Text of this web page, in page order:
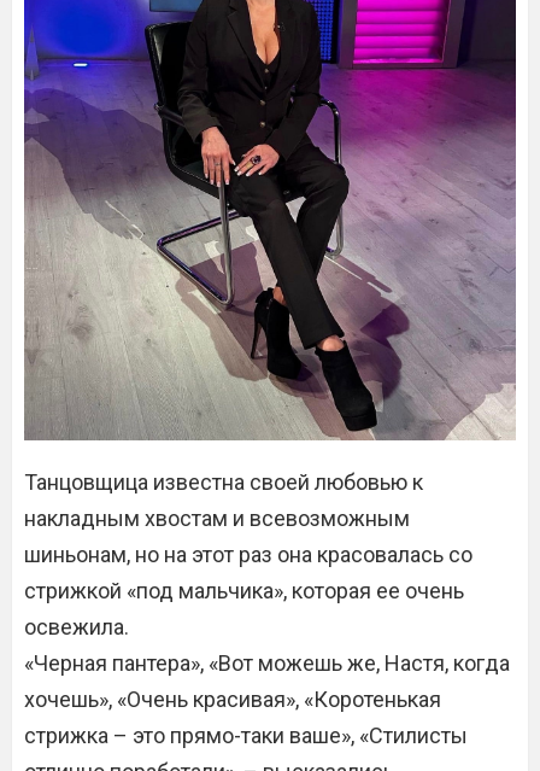
Танцовщица известна своей любовью к
накладным хвостам и всевозможным
шиньонам, но на этот раз она красовалась со
стрижкой «под мальчика», которая ее очень
освежила.
«Черная пантера», «Вот можешь же, Настя, когда
хочешь», «Очень красивая», «Коротенькая
стрижка – это прямо-таки ваше», «Стилисты